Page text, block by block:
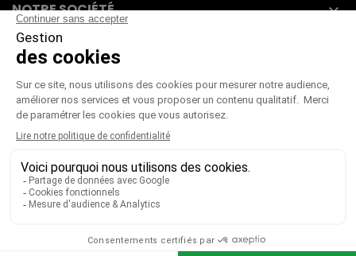
NOTRE SOCIÉTÉ 
VOTRE COMPTE
CGV|CGU |Mentions légales
Paiement sécurisé
Télécharger notre catalogue